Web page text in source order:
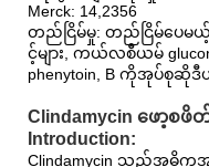
Merck: 14,2356
တည်ငြိမ်မှု: တည်ငြိမ်ပေမယ့်
င့်များ, ကယ်လစီယမ်
phenytoin, B ကိုအုပ်စု
Clindamycin ဖော့စဖိတ်
Introduction:
Clindamycin သည်အဓိက